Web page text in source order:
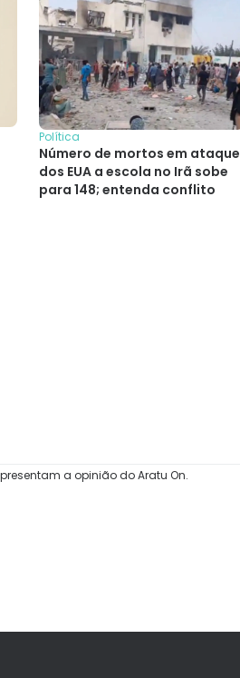
Política
Número de mortos em ataque
dos EUA a escola no Irã sobe
para 148; entenda conflito
a opinião do Aratu On.